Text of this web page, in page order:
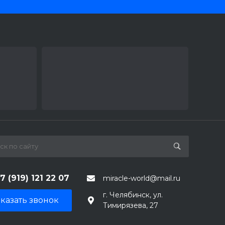
(919) 121 22 07 miracle-world@mail.ru
звонок
г. Челябинск, ул.
Тимирязева, 27